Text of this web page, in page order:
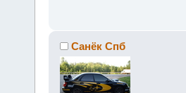
Санёк Спб